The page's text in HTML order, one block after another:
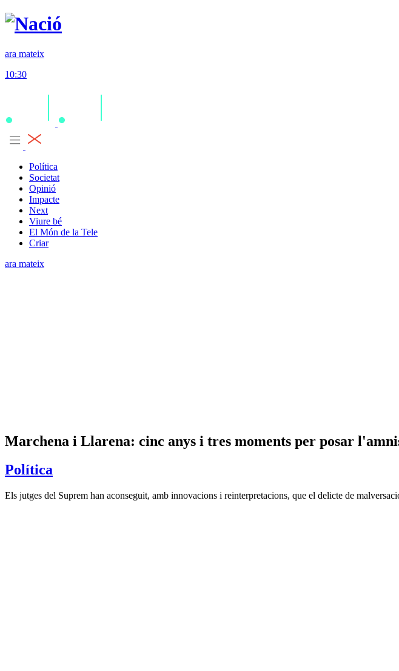
ara mateix
10:30
Política
Societat
Opinió
Impacte
Next
Viure bé
El Món de la Tele
Criar
ara mateix
Marchena i Llarena: cinc anys i tres moments per posar
Política
Els jutges del Suprem han aconseguit, amb innovacions i reinterpretacions, que el delicte de